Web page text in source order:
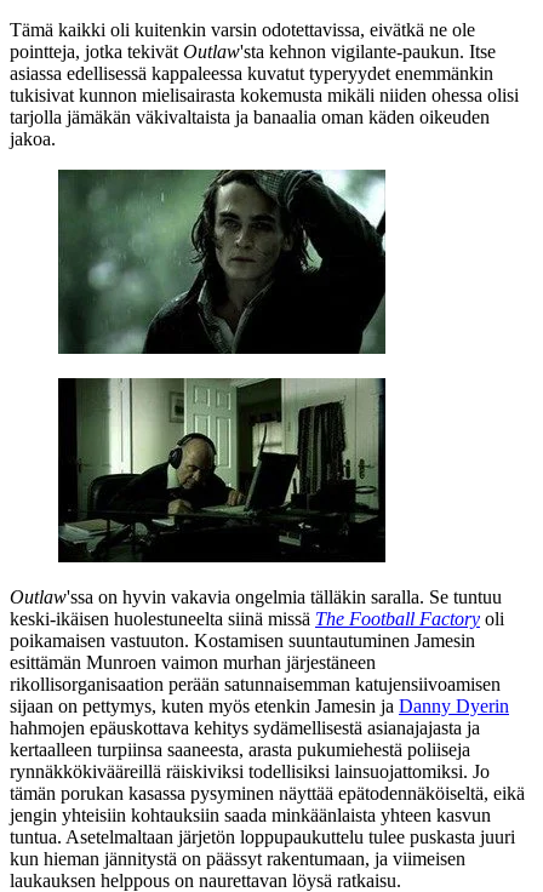
Tämä kaikki oli kuitenkin varsin odotettavissa, eivätkä ne ole
pointteja, jotka tekivät Outlaw'sta kehnon vigilante-paukun. Itse
asiassa edellisessä kappaleessa kuvatut typeryydet enemmänkin
tukisivat kunnon mielisairasta kokemusta mikäli niiden ohessa olisi
tarjolla jämäkän väkivaltaista ja banaalia oman käden oikeuden
jakoa.
Outlaw'ssa on hyvin vakavia ongelmia tälläkin saralla. Se tuntuu
keski-ikäisen huolestuneelta siinä missä The Football Factory oli
poikamaisen vastuuton. Kostamisen suuntautuminen Jamesin
esittämän Munroen vaimon murhan järjestäneen
rikollisorganisaation perään satunnaisemman katujensiivoamisen
sijaan on pettymys, kuten myös etenkin Jamesin ja Danny Dyerin
hahmojen epäuskottava kehitys sydämellisestä asianajajasta ja
kertaalleen turpiinsa saaneesta, arasta pukumiehestä poliiseja
rynnäkkökivääreillä räiskiviksi todellisiksi lainsuojattomiksi. Jo
tämän porukan kasassa pysyminen näyttää epätodennäköiseltä, eikä
jengin yhteisiin kohtauksiin saada minkäänlaista yhteen kasvun
tuntua. Asetelmaltaan järjetön loppupaukuttelu tulee puskasta juuri
kun hieman jännitystä on päässyt rakentumaan, ja viimeisen
laukauksen helppous on naurettavan löysä ratkaisu.